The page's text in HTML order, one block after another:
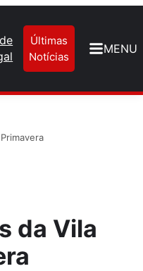
Últimas
Notícias
MENU
da Vila